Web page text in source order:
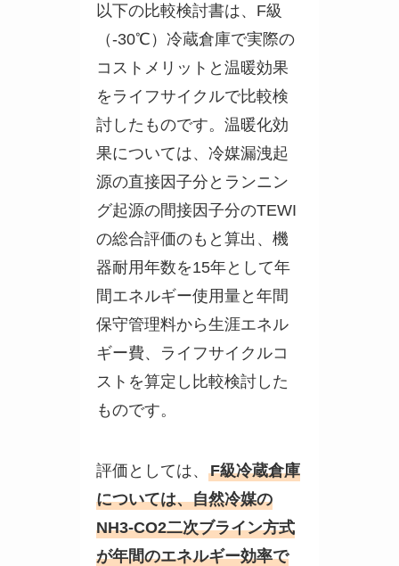
以下の比較検討書は、F級
（-30℃）冷蔵倉庫で実際の
コストメリットと温暖効果
をライフサイクルで比較検
討したものです。温暖化効
果については、冷媒漏洩起
源の直接因子分とランニン
グ起源の間接因子分のTEWI
の総合評価のもと算出、機
器耐用年数を15年として年
間エネルギー使用量と年間
保守管理料から生涯エネル
ギー費、ライフサイクルコ
ストを算定し比較検討した
ものです。
評価としては、 F級冷蔵倉庫
については、自然冷媒の
NH3-CO2二次ブライン方式
が年間のエネルギー効率で